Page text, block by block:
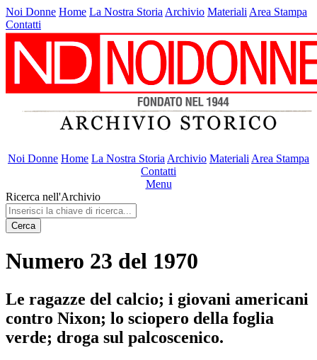
Noi Donne Home La Nostra Storia Archivio Materiali Area Stampa
Contatti
Noi Donne Home La Nostra Storia Archivio Materiali Area Stampa
Contatti
Menu
Ricerca nell'Archivio
Cerca
Numero 23 del 1970
Le ragazze del calcio; i giovani americani
contro Nixon; lo sciopero della foglia
verde; droga sul palcoscenico.